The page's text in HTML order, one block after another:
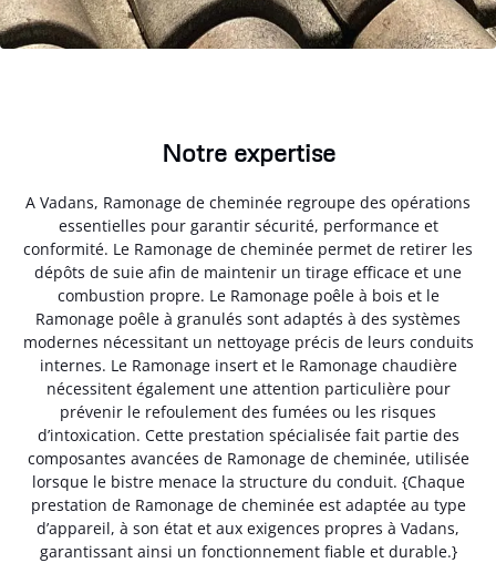
Notre expertise
A Vadans, Ramonage de cheminée regroupe des opérations
essentielles pour garantir sécurité, performance et
conformité. Le Ramonage de cheminée permet de retirer les
dépôts de suie afin de maintenir un tirage efficace et une
combustion propre. Le Ramonage poêle à bois et le
Ramonage poêle à granulés sont adaptés à des systèmes
modernes nécessitant un nettoyage précis de leurs conduits
internes. Le Ramonage insert et le Ramonage chaudière
nécessitent également une attention particulière pour
prévenir le refoulement des fumées ou les risques
d’intoxication. Cette prestation spécialisée fait partie des
composantes avancées de Ramonage de cheminée, utilisée
lorsque le bistre menace la structure du conduit. {Chaque
prestation de Ramonage de cheminée est adaptée au type
d’appareil, à son état et aux exigences propres à Vadans,
garantissant ainsi un fonctionnement fiable et durable.}